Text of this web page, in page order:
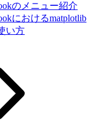
のメニュー紹介
におけるmatplotlib
い方